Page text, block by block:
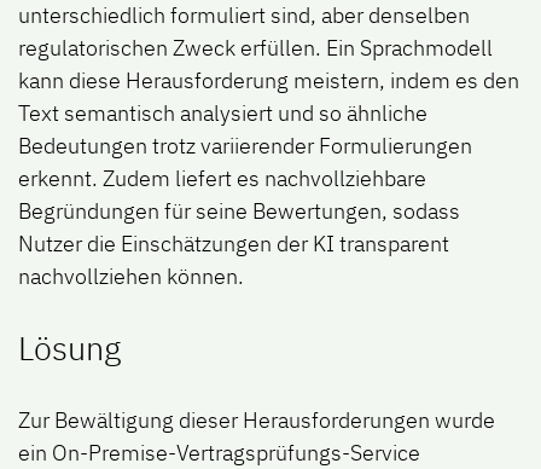
unterschiedlich formuliert sind, aber denselben
regulatorischen Zweck erfüllen. Ein Sprachmodell
kann diese Herausforderung meistern, indem es den
Text semantisch analysiert und so ähnliche
Bedeutungen trotz variierender Formulierungen
erkennt. Zudem liefert es nachvollziehbare
Begründungen für seine Bewertungen, sodass
Nutzer die Einschätzungen der KI transparent
nachvollziehen können.
Lösung
Zur Bewältigung dieser Herausforderungen wurde
ein On-Premise-Vertragsprüfungs-Service